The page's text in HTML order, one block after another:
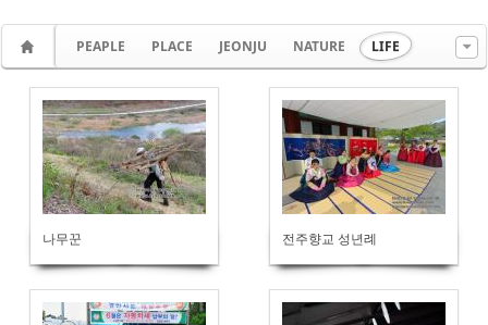
PEAPLE PLACE JEONJU NATURE LIFE
나무꾼 전주향교 성년례